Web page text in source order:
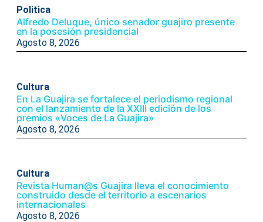
Politica
Alfredo Deluque, único senador guajiro presente
en la posesión presidencial
Agosto 8, 2026
Cultura
En La Guajira se fortalece el periodismo regional
con el lanzamiento de la XXIII edición de los
premios «Voces de La Guajira»
Agosto 8, 2026
Cultura
Revista Human@s Guajira lleva el conocimiento
construido desde el territorio a escenarios
internacionales
Agosto 8, 2026